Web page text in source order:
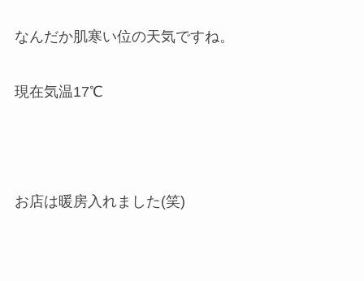
なんだか肌寒い位の天気ですね。
現在気温17℃
お店は暖房入れました(笑)